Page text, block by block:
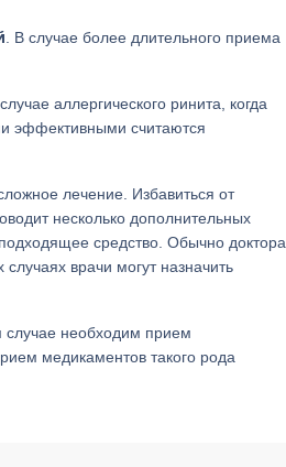
. В случае более длительного приема
случае аллергического ринита, когда
эффективными считаются
лечение. Избавиться от
несколько дополнительных
средство. Обычно доктора
врачи могут назначить
случае необходим прием
медикаментов такого рода